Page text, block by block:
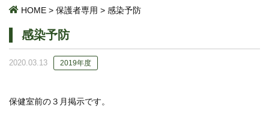
HOME > 保護者専用 > 感染予防
感染予防
2020.03.13 2019年度
保健室前の３月掲示です。